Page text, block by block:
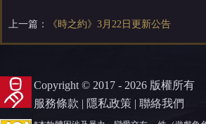
上一篇： 《時之約》3月22日更新公告
Copyright © 2017 - 2026 版權所有
服務條款 | 隱私政策 | 聯絡我們